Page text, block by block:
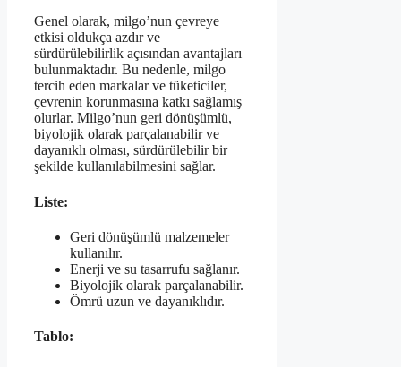
Genel olarak, milgo’nun çevreye
etkisi oldukça azdır ve
sürdürülebilirlik açısından avantajları
bulunmaktadır. Bu nedenle, milgo
tercih eden markalar ve tüketiciler,
çevrenin korunmasına katkı sağlamış
olurlar. Milgo’nun geri dönüşümlü,
biyolojik olarak parçalanabilir ve
dayanıklı olması, sürdürülebilir bir
şekilde kullanılabilmesini sağlar.
Liste:
Geri dönüşümlü malzemeler
kullanılır.
Enerji ve su tasarrufu sağlanır.
Biyolojik olarak parçalanabilir.
Ömrü uzun ve dayanıklıdır.
Tablo: